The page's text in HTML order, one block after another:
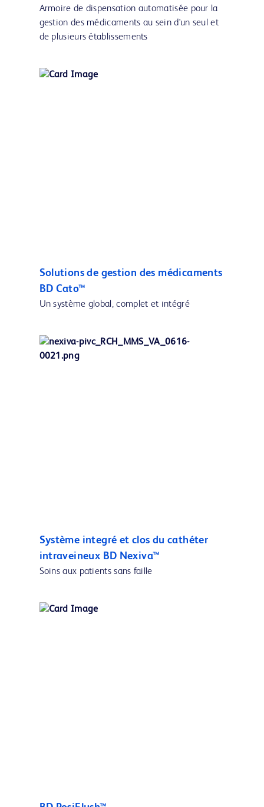
Armoire de dispensation automatisée pour la
gestion des médicaments au sein d'un seul et
de plusieurs établissements
Solutions de gestion des médicaments
BD Cato™
Un système global, complet et intégré
Système integré et clos du cathéter
intraveineux BD Nexiva™
Soins aux patients sans faille